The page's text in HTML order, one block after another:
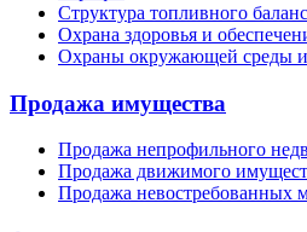
Структура топливного
Охрана здоровья и
Охраны окружающей среды и
Продажа имущества
Продажа непрофильного
Продажа движимого
Продажа невостребованных